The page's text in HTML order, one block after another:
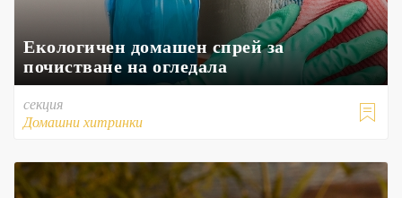
Екологичен домашен спрей за
почистване на огледала

секция
Домашни хитринки